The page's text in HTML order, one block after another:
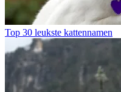
Top 30 leukste kattennamen